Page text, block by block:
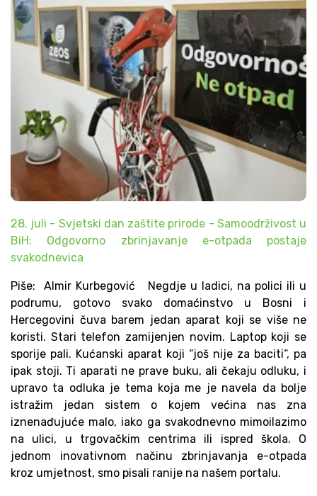
28. juli - Svjetski dan zaštite prirode - Samoodrživost u
BiH: Odgovorno zbrinjavanje e-otpada postaje
svakodnevica
Piše: Almir Kurbegović Negdje u ladici, na polici ili u
podrumu, gotovo svako domaćinstvo u Bosni i
Hercegovini čuva barem jedan aparat koji se više ne
koristi. Stari telefon zamijenjen novim. Laptop koji se
sporije pali. Kućanski aparat koji “još nije za baciti“, pa
ipak stoji. Ti aparati ne prave buku, ali čekaju odluku, i
upravo ta odluka je tema koja me je navela da bolje
istražim jedan sistem o kojem većina nas zna
iznenađujuće malo, iako ga svakodnevno mimoilazimo
na ulici, u trgovačkim centrima ili ispred škola. O
jednom inovativnom načinu zbrinjavanja e-otpada
kroz umjetnost, smo pisali ranije na našem portalu.